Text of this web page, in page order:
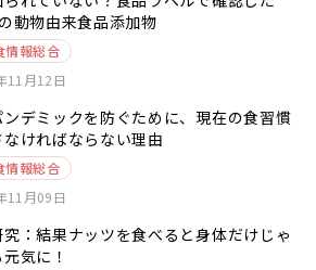
動物由来食品添加物
情報総合
11月12日
デミックを防ぐために、現在の食習慣
ければならない理由
情報総合
11月09日
：結果ナッツを食べると身体だけじゃ
気に！